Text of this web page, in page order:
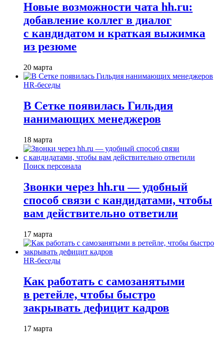
Новые возможности чата hh.ru:
добавление коллег в диалог
с кандидатом и краткая выжимка
из резюме
20 марта
HR-беседы
В Сетке появилась Гильдия
нанимающих менеджеров
18 марта
Поиск персонала
Звонки через hh.ru — удобный
способ связи с кандидатами, чтобы
вам действительно ответили
17 марта
HR-беседы
Как работать с самозанятыми
в ретейле, чтобы быстро
закрывать дефицит кадров
17 марта